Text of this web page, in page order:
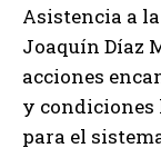
Asistencia a
Joaquín Díaz
acciones
y condiciones
para el